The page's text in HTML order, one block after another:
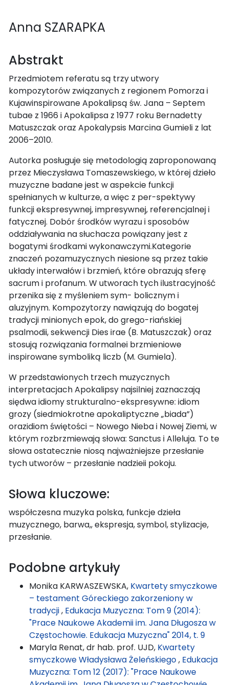
Anna SZARAPKA
Abstrakt
Przedmiotem referatu są trzy utwory
kompozytorów związanych z regionem Pomorza i
Kujawinspirowane Apokalipsą św. Jana – Septem
tubae z 1966 i Apokalipsa z 1977 roku Bernadetty
Matuszczak oraz Apokalypsis Marcina Gumieli z lat
2006–2010.
Autorka posługuje się metodologią zaproponowaną
przez Mieczysława Tomaszewskiego, w której dzieło
muzyczne badane jest w aspekcie funkcji
spełnianych w kulturze, a więc z per-spektywy
funkcji ekspresywnej, impresywnej, referencjalnej i
fatycznej. Dobór środków wyrazu i sposobów
oddziaływania na słuchacza powiązany jest z
bogatymi środkami wykonawczymi.Kategorie
znaczeń pozamuzycznych niesione są przez takie
układy interwałów i brzmień, które obrazują sferę
sacrum i profanum. W utworach tych ilustracyjność
przenika się z myśleniem sym- bolicznym i
aluzyjnym. Kompozytorzy nawiązują do bogatej
tradycji minionych epok, do grego-riańskiej
psalmodii, sekwencji Dies irae (B. Matuszczak) oraz
stosują rozwiązania formalnei brzmieniowe
inspirowane symboliką liczb (M. Gumiela).
W przedstawionych trzech muzycznych
interpretacjach Apokalipsy najsilniej zaznaczają
siędwa idiomy strukturalno-ekspresywne: idiom
grozy (siedmiokrotne apokaliptyczne „biada”)
orazidiom świętości – Nowego Nieba i Nowej Ziemi, w
którym rozbrzmiewają słowa: Sanctus i Alleluja. To te
słowa ostatecznie niosą najważniejsze przesłanie
tych utworów – przesłanie nadzieii pokoju.
Słowa kluczowe:
współczesna muzyka polska, funkcje dzieła
muzycznego, barwa,, ekspresja, symbol, stylizacje,
przesłanie.
Podobne artykuły
Monika KARWASZEWSKA, Kwartety smyczkowe
– testament Góreckiego zakorzeniony w
tradycji, Edukacja Muzyczna: Tom 9 (2014):
"Prace Naukowe Akademii im. Jana Długosza w
Częstochowie. Edukacja Muzyczna" 2014, t. 9
Maryla Renat, dr hab. prof. UJD, Kwartety
smyczkowe Władysława Żeleńskiego, Edukacja
Muzyczna: Tom 12 (2017): "Prace Naukowe